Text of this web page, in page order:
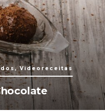
Videoreceitas